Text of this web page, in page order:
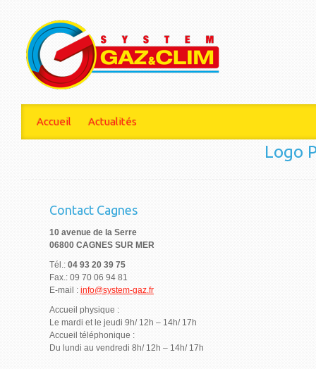
Accueil Actualités
Logo
Contact Cagnes
10 avenue de la Serre
06800 CAGNES SUR MER
Tél.: 04 93 20 39 75
Fax.: 09 70 06 94 81
E-mail : info@system-gaz.fr
Accueil physique :
Le mardi et le jeudi 9h/ 12h – 14h/ 17h
Accueil téléphonique :
Du lundi au vendredi 8h/ 12h – 14h/ 17h